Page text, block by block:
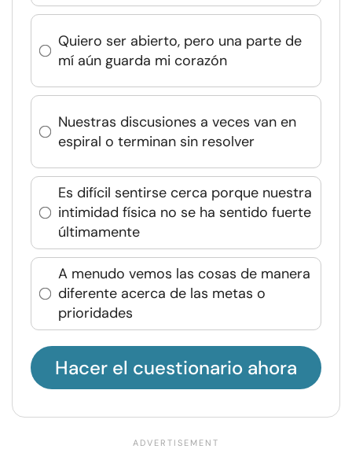
Quiero ser abierto, pero una parte de
mí aún guarda mi corazón
Nuestras discusiones a veces van en
espiral o terminan sin resolver
Es difícil sentirse cerca porque nuestra
intimidad física no se ha sentido fuerte
últimamente
A menudo vemos las cosas de manera
diferente acerca de las metas o
prioridades
Hacer el cuestionario ahora